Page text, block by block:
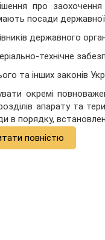
про заохочення
посади
державного
технічне
та інших законів
окремі
апарату та
в порядку,
повністю